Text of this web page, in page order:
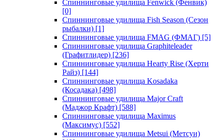
Спиннинговые удилища Fenwick (Фенвик)
[0]
Спиннинговые удилища Fish Season (Сезон
рыбалки) [1]
Спиннинговые удилища FMAG (ФМАГ) [5]
Спиннинговые удилища Graphiteleader
(Графитлидер) [236]
Спиннинговые удилища Hearty Rise (Херти
Райз) [144]
Спиннинговые удилища Kosadaka
(Косадака) [498]
Спиннинговые удилища Major Craft
(Маджор Крафт) [588]
Спиннинговые удилища Maximus
(Максимус) [552]
Спиннинговые удилища Metsui (Метсуи)